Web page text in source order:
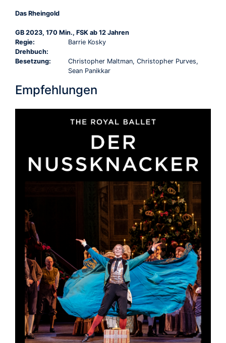
Das Rheingold
GB 2023, 170 Min., FSK ab 12 Jahren
Regie:
Barrie Kosky
Drehbuch:
Besetzung:
Christopher Maltman, Christopher Purves,
Sean Panikkar
Empfehlungen